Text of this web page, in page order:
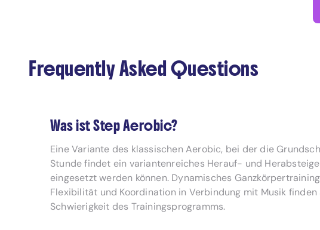
Frequently Asked Questions
Was ist Step Aerobic?
Eine Variante des klassischen Aerobic, bei der die
Stunde findet ein variantenreiches Herauf- und
eingesetzt werden können. Dynamisches
Flexibilität und Koordination in Verbindung mit Musik
Schwierigkeit des Trainingsprogramms.